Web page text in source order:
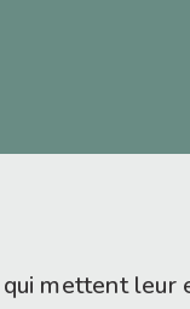
mettent